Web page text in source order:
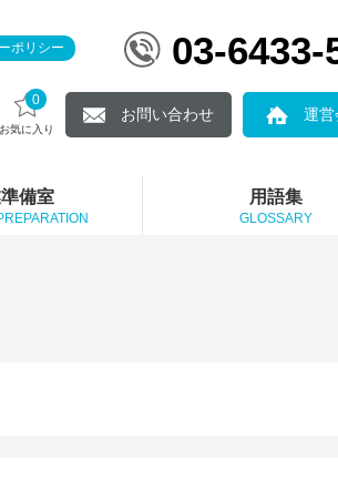
ポリシー 03-6433-
0
お気に入り
お問い合わせ 運営
備室 用語集
GLOSSARY